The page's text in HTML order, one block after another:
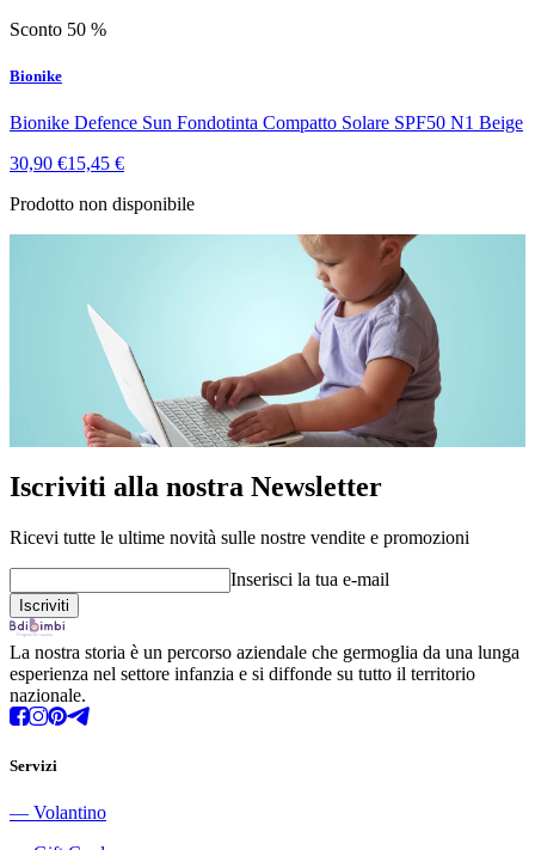
Sconto 50 %
Bionike
Bionike Defence Sun Fondotinta Compatto Solare SPF50 N1 Beige
30,90 €15,45 €
Prodotto non disponibile
Iscriviti alla nostra Newsletter
Ricevi tutte le ultime novità sulle nostre vendite e promozioni
Inserisci la tua e-mail
La nostra storia è un percorso aziendale che germoglia da una lunga
esperienza nel settore infanzia e si diffonde su tutto il territorio
nazionale.
Servizi
― Volantino